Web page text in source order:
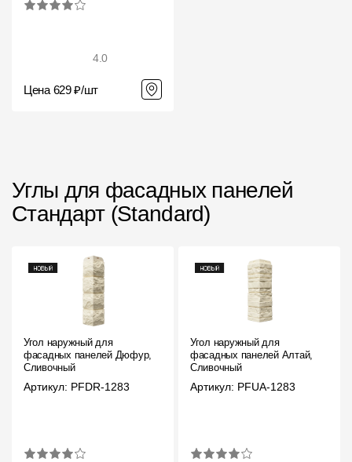
4.0
Цена 629 ₽/шт
Углы для фасадных панелей
Стандарт (Standard)
Угол наружный для
фасадных панелей Дюфур,
Сливочный
Артикул: PFDR-1283
Угол наружный для
фасадных панелей Алтай,
Сливочный
Артикул: PFUA-1283